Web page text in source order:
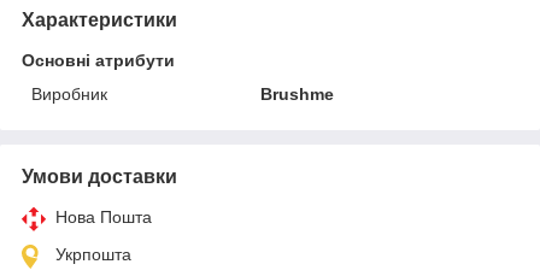
Характеристики
Основні атрибути
Виробник
Brushme
Умови доставки
Нова Пошта
Укрпошта